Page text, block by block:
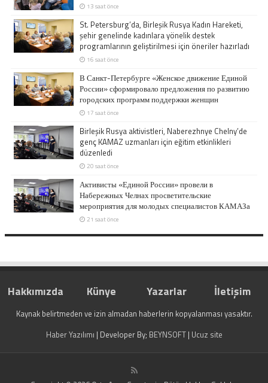
13 saat önce
St. Petersburg’da, Birleşik Rusya Kadın Hareketi,
şehir genelinde kadınlara yönelik destek
programlarının geliştirilmesi için öneriler hazırladı
16 saat önce
В Санкт-Петербурге «Женское движение Единой
России» сформировало предложения по развитию
городских программ поддержки женщин
17 saat önce
Birleşik Rusya aktivistleri, Naberezhnye Chelny’de
genç KAMAZ uzmanları için eğitim etkinlikleri
düzenledi
20 saat önce
Активисты «Единой России» провели в
Набережных Челнах просветительские
мероприятия для молодых специалистов КАМАЗа
21 saat önce
Hakkımızda Künye Yazarlar İletişim
Kaynak belirtmeden ve izin almadan haberlerin kopyalanması yasaktır.
Haber Yazılımı | Developer By; BEYNSOFT| Ucuz site